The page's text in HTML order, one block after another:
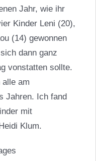
Jahr, wie ihr
Kinder Leni (20),
(14) gewonnen
dann ganz
vonstatten sollte.
am
Jahren. Ich fand
mit
Klum.